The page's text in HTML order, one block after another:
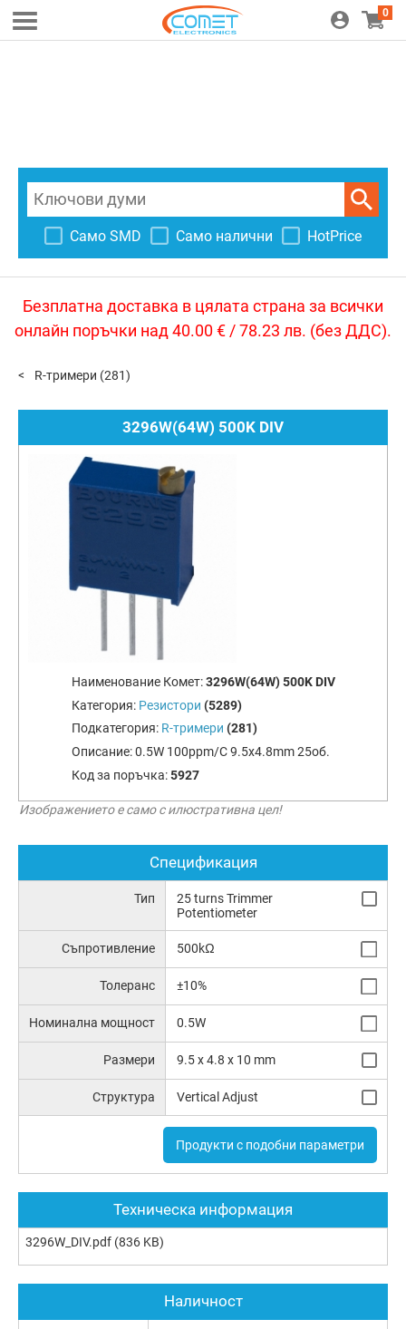
0
Само SMD Само налични HotPrice
Безплатна доставка в цялата страна за всички
онлайн поръчки над 40.00 € / 78.23 лв. (без ДДС).
R-тримери (281)
3296W(64W) 500K DIV
Наименование Комет:3296W(64W) 500K DIV
Категория: Резистори (5289)
Подкатегория: R-тримери (281)
Описание:0.5W 100ppm/C 9.5x4.8mm 25об.
Код за поръчка:5927
Изображението е само с илюстративна цел!
Спецификация
Тип
25 turns Trimmer
Potentiometer
Съпротивление 500kΩ
Толеранс ±10%
Номинална мощност 0.5W
Размери 9.5 x 4.8 x 10 mm
Структура Vertical Adjust
Продукти с подобни параметри
Техническа информация
3296W_DIV.pdf (836 KB)
Наличност